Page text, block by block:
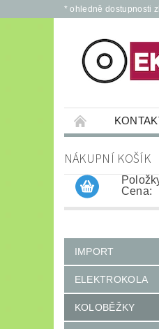
* ohledně dostupnosti
JÍZDNÍ KOLA
NÁKUPNÍ KOŠÍK
Cena:
IMPORT
ELEKTROKOLA
KOLOBĚŽKY